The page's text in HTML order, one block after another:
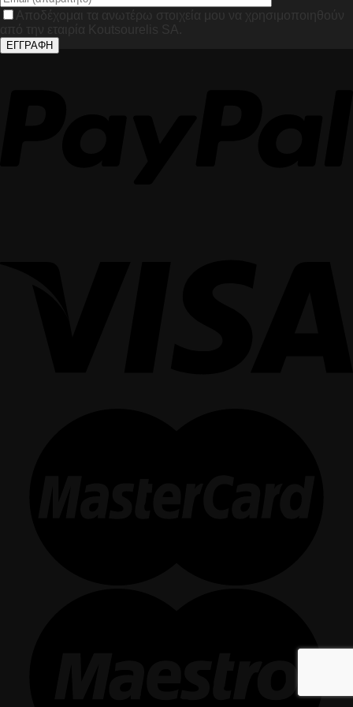
Αποδέχομαι τα ανωτέρω στοιχεία μου να χρησιμοποιηθούν
από την εταιρία Koutsourelis SA.